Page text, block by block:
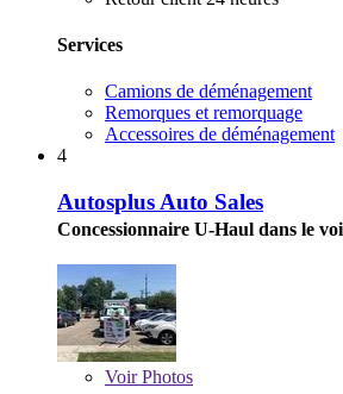
Services
Camions de déménagement
Remorques et remorquage
Accessoires de déménagement
4
Autosplus Auto Sales
Concessionnaire U-Haul dans le
VoirPhotos